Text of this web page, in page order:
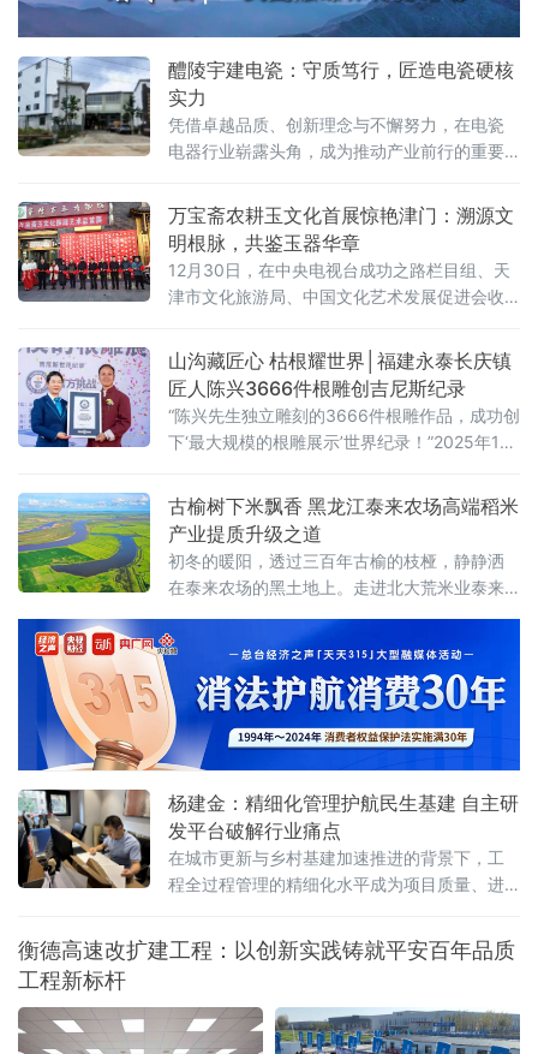
醴陵宇建电瓷：守质笃行，匠造电瓷硬核
实力
凭借卓越品质、创新理念与不懈努力，在电瓷
电器行业崭露头角，成为推动产业前行的重要
南省醴陵市王仙工业园，此地交通便利、资源
丰富，为公司发展提供了
万宝斋农耕玉文化首展惊艳津门：溯源文
明根脉，共鉴玉器华章
12月30日，在中央电视台成功之路栏目组、天
津市文化旅游局、中国文化艺术发展促进会收
农耕玉文化探源艺术品首展于天津市南开区鼓
楼西街的天津家传古玉博物馆盛大启幕。此次
展览汇聚约100件珍稀艺术品，涵盖300余斤巨
型析木玉玉斧礼器、101斤析木玉玉龟、近40斤
回首玉凤、近70公分农耕石耜，以及玉质鞋
山沟藏匠心 枯根耀世界│福建永泰长庆镇
匠人陈兴3666件根雕创吉尼斯纪录
“陈兴先生独立雕刻的3666件根雕作品，成功创
下‘最大规模的根雕展示’世界纪录！”2025年12
潮，吉尼斯世界纪录官方认证官罗琼女士郑重
宣布。陈兴这位从福建福州永泰县长庆镇山沟
沟里走出来的匠人，用三十余载刀耕不辍的坚
守，不仅成为享受国务院特殊津贴的中国根雕
大师，更让中国传统根雕艺术在世界舞台上绽
古榆树下米飘香 黑龙江泰来农场高端稻米
产业提质升级之道
初冬的暖阳，透过三百年古榆的枝桠，静静洒
在泰来农场的黑土地上。走进北大荒米业泰来
米香扑鼻而来，伴随着振动筛、去石机与砻谷
机低沉而规律的协奏——一粒粒金黄的稻谷，
在这里完成从原粮到精米的蜕变。“我们实行全
链条精益管理，确保每个环节严格管控。”公司
总经理武广海指着自动运转的生产线介绍。然
而，这
杨建金：精细化管理护航民生基建 自主研
发平台破解行业痛点
在城市更新与乡村基建加速推进的背景下，工
程全过程管理的精细化水平成为项目质量、进
有限责任公司总经理杨建金长期深耕建设工程
管理与全过程咨询领域，以全周期管控和数字
凭借多年积累的项目管理经验，杨建金先后参
与多项民生基建工程。其中，元江县2025年30
衡德高速改扩建工程：以创新实践铸就平安百年品质
工程新标杆